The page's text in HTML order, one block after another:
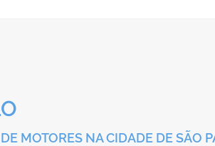
MOTORES NA CIDADE DE SÃO